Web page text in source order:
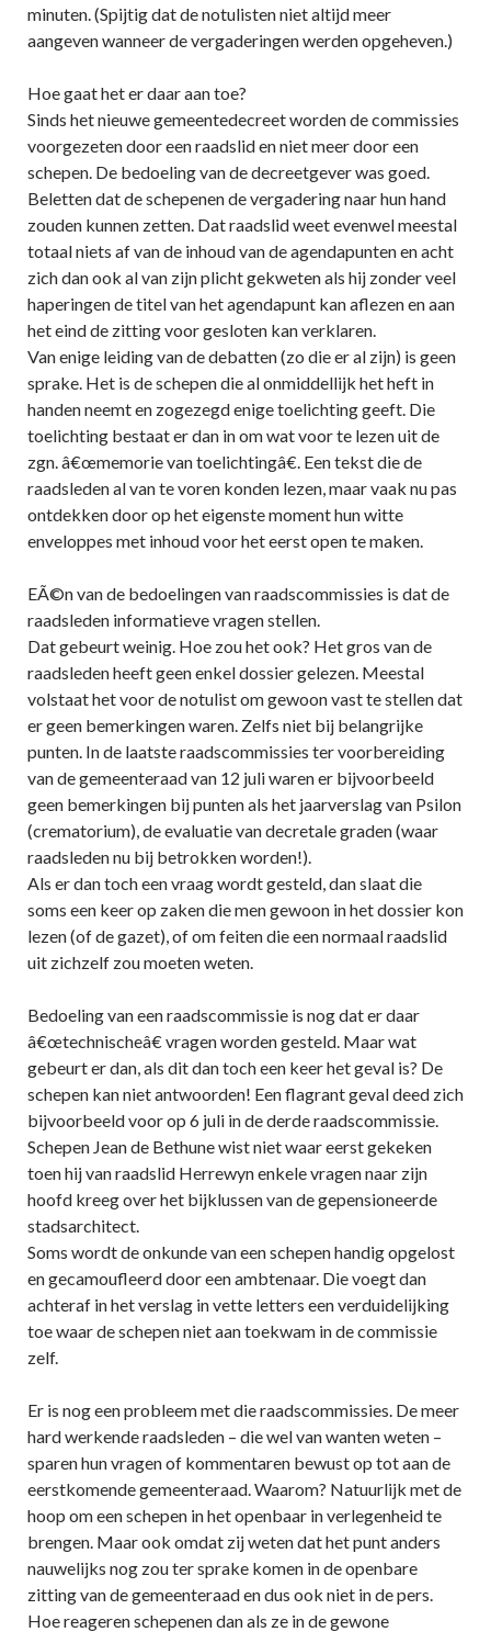
minuten. (Spijtig dat de notulisten niet altijd meer
aangeven wanneer de vergaderingen werden opgeheven.)
Hoe gaat het er daar aan toe?
Sinds het nieuwe gemeentedecreet worden de commissies
voorgezeten door een raadslid en niet meer door een
schepen. De bedoeling van de decreetgever was goed.
Beletten dat de schepenen de vergadering naar hun hand
zouden kunnen zetten. Dat raadslid weet evenwel meestal
totaal niets af van de inhoud van de agendapunten en acht
zich dan ook al van zijn plicht gekweten als hij zonder veel
haperingen de titel van het agendapunt kan aflezen en aan
het eind de zitting voor gesloten kan verklaren.
Van enige leiding van de debatten (zo die er al zijn) is geen
sprake. Het is de schepen die al onmiddellijk het heft in
handen neemt en zogezegd enige toelichting geeft. Die
toelichting bestaat er dan in om wat voor te lezen uit de
zgn. â€œmemorie van toelichtingâ€. Een tekst die de
raadsleden al van te voren konden lezen, maar vaak nu pas
ontdekken door op het eigenste moment hun witte
enveloppes met inhoud voor het eerst open te maken.
EÃ©n van de bedoelingen van raadscommissies is dat de
raadsleden informatieve vragen stellen.
Dat gebeurt weinig. Hoe zou het ook? Het gros van de
raadsleden heeft geen enkel dossier gelezen. Meestal
volstaat het voor de notulist om gewoon vast te stellen dat
er geen bemerkingen waren. Zelfs niet bij belangrijke
punten. In de laatste raadscommissies ter voorbereiding
van de gemeenteraad van 12 juli waren er bijvoorbeeld
geen bemerkingen bij punten als het jaarverslag van Psilon
(crematorium), de evaluatie van decretale graden (waar
raadsleden nu bij betrokken worden!).
Als er dan toch een vraag wordt gesteld, dan slaat die
soms een keer op zaken die men gewoon in het dossier kon
lezen (of de gazet), of om feiten die een normaal raadslid
uit zichzelf zou moeten weten.
Bedoeling van een raadscommissie is nog dat er daar
â€œtechnischeâ€ vragen worden gesteld. Maar wat
gebeurt er dan, als dit dan toch een keer het geval is? De
schepen kan niet antwoorden! Een flagrant geval deed zich
bijvoorbeeld voor op 6 juli in de derde raadscommissie.
Schepen Jean de Bethune wist niet waar eerst gekeken
toen hij van raadslid Herrewyn enkele vragen naar zijn
hoofd kreeg over het bijklussen van de gepensioneerde
stadsarchitect.
Soms wordt de onkunde van een schepen handig opgelost
en gecamoufleerd door een ambtenaar. Die voegt dan
achteraf in het verslag in vette letters een verduidelijking
toe waar de schepen niet aan toekwam in de commissie
zelf.
Er is nog een probleem met die raadscommissies. De meer
hard werkende raadsleden – die wel van wanten weten –
sparen hun vragen of kommentaren bewust op tot aan de
eerstkomende gemeenteraad. Waarom? Natuurlijk met de
hoop om een schepen in het openbaar in verlegenheid te
brengen. Maar ook omdat zij weten dat het punt anders
nauwelijks nog zou ter sprake komen in de openbare
zitting van de gemeenteraad en dus ook niet in de pers.
Hoe reageren schepenen dan als ze in de gewone